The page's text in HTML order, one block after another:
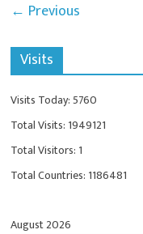
← Previous
Visits
Visits Today: 5760
Total Visits: 1949121
Total Visitors: 1
Total Countries: 1186481
August 2026